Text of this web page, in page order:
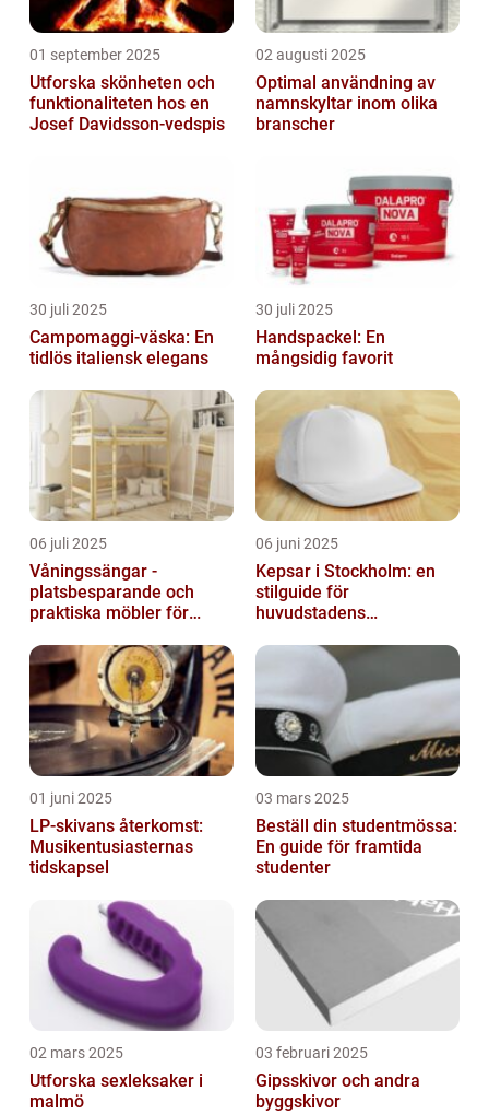
01 september 2025
Utforska skönheten och
funktionaliteten hos en
Josef Davidsson-vedspis
02 augusti 2025
Optimal användning av
namnskyltar inom olika
branscher
30 juli 2025
Campomaggi-väska: En
tidlös italiensk elegans
30 juli 2025
Handspackel: En
mångsidig favorit
06 juli 2025
Våningssängar -
platsbesparande och
praktiska möbler för
06 juni 2025
Kepsar i Stockholm: en
stilguide för
huvudstadens
01 juni 2025
LP-skivans återkomst:
Musikentusiasternas
tidskapsel
03 mars 2025
Beställ din studentmössa:
En guide för framtida
studenter
02 mars 2025
Utforska sexleksaker i
malmö
03 februari 2025
Gipsskivor och andra
byggskivor